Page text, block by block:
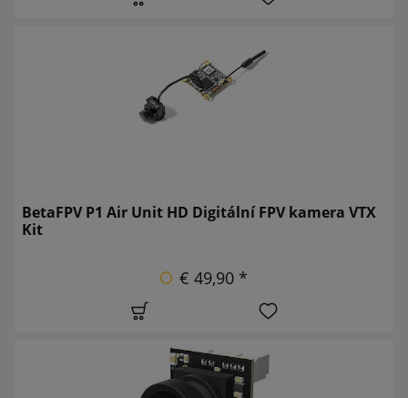
BetaFPV P1 Air Unit HD Digitální FPV kamera VTX
Kit
€ 49,90 *